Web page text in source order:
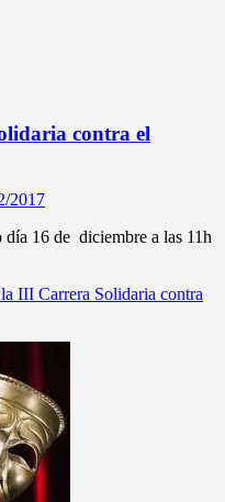
contra el
2017
día 16 de diciembre a las 11h
III Carrera Solidaria contra